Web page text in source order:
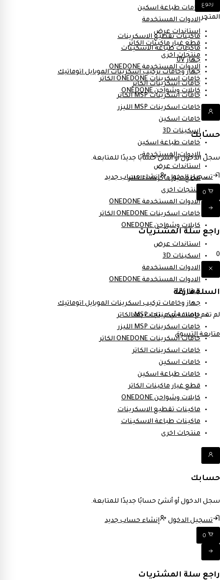
رجوع
المتجر
ماكينات تقطيع الاسكرينات
ماكينات طباعة الاسكينات
جهاز UV
جهاز وخامات تركيب اسكرينات الموبايل اتوماتيك
خامات اسكرينات الكاتر
خامات اسكرينات MSP الكاتر
خامات اسكرينات MSP الليزر
خامات اسكين
اسكينات 3D
خامات طباعة اسكين
الادوات المستخدمة
استاندات عرض
قطع غيار ماكينات الكاتر
منتجات اخرى
الادوات المستخدمة ONEDONE
خامات اسكرينات ONEDONE الكاتر
كابلات وشواحن ONEDONE
استاندات عرض
اسكينات 3D
الادوات المستخدمة
الادوات المستخدمة ONEDONE
جهاز UV
جهاز وخامات تركيب اسكرينات الموبايل اتوماتيك
خامات اسكرينات MSP الكاتر
خامات اسكرينات MSP الليزر
خامات اسكرينات ONEDONE الكاتر
خامات اسكرينات الكاتر
خامات اسكين
خامات طباعة اسكين
قطع غيار ماكينات الكاتر
كابلات وشواحن ONEDONE
ماكينات تقطيع الاسكرينات
ماكينات طباعة الاسكينات
منتجات اخرى
حسابك
سجل الدخول أو أنشئ حسابًا جديدًا للمتابعة.
تسجيل الدخول إنشاء حساب جديد
0
راجع سلة المشتريات
خامات طباعة اسكين
الادوات المستخدمة
استاندات عرض
قطع غيار ماكينات الكاتر
منتجات اخرى
الادوات المستخدمة ONEDONE
خامات اسكرينات ONEDONE الكاتر
كابلات وشواحن ONEDONE
حسابك
سجل الدخول أو أنشئ حسابًا جديدًا للمتابعة.
تسجيل الدخول إنشاء حساب جديد
0
راجع سلة المشتريات
0
السلة فارغة
لم تقم بإضافة أي منتجات بعد.
متابعة التسوق